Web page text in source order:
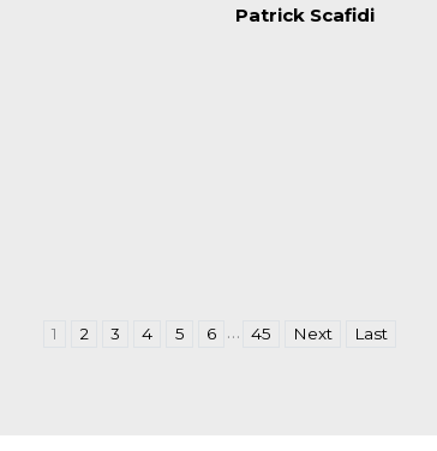
Patrick Scafidi
1 2 3 4 5 6 … 45 Next Last